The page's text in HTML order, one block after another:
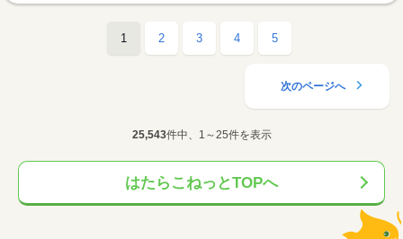
1 2 3 4 5
次のページへ
25,543件中、1～25件を表示
はたらこねっとTOPへ